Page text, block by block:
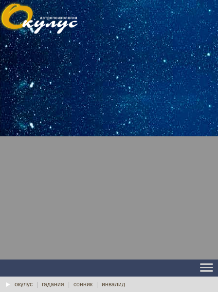
окулус гадания сонник инвалид